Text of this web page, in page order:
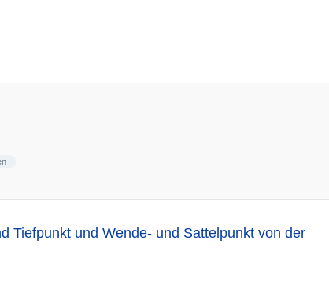
Tiefpunkt und Wende- und Sattelpunkt von der